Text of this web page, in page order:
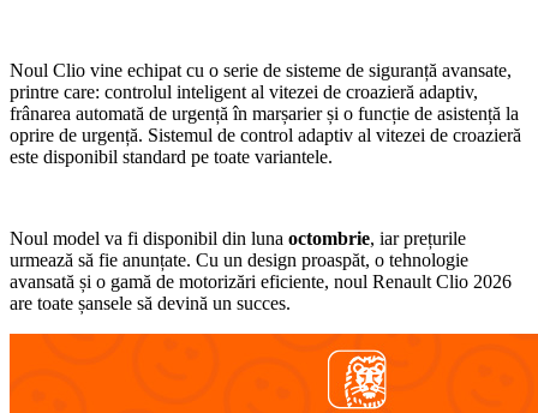
Noul Clio vine echipat cu o serie de sisteme de siguranță avansate,
printre care: controlul inteligent al vitezei de croazieră adaptiv,
frânarea automată de urgență în marșarier și o funcție de asistență la
oprire de urgență. Sistemul de control adaptiv al vitezei de croazieră
este disponibil standard pe toate variantele.
Noul model va fi disponibil din luna octombrie, iar prețurile
urmează să fie anunțate. Cu un design proaspăt, o tehnologie
avansată și o gamă de motorizări eficiente, noul Renault Clio 2026
are toate șansele să devină un succes.